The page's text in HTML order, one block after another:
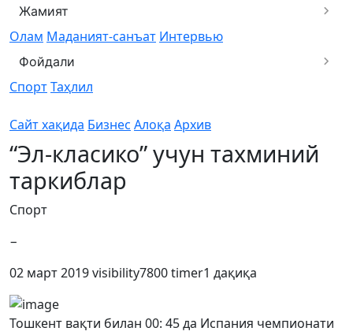
Жамият
Олам Маданият-санъат Интервью
Фойдали
СпортТаҳлил
Сайт хақида Бизнес Алоқа Архив
“Эл-класико” учун тахминий
таркиблар
Спорт
−
02 март 2019visibility7800timer1 дақиқа
Тошкент вақти билан 00: 45 да Испания чемпионати